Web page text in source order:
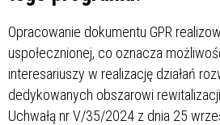
Opracowanie dokumentu GPR
uspołecznionej, co oznacza
interesariuszy w realizację działań
dedykowanych obszarowi
Uchwałą nr V/35/2024 z dnia 25